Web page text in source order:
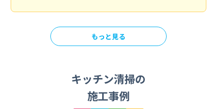
もっと見る
キッチン清掃の
施工事例